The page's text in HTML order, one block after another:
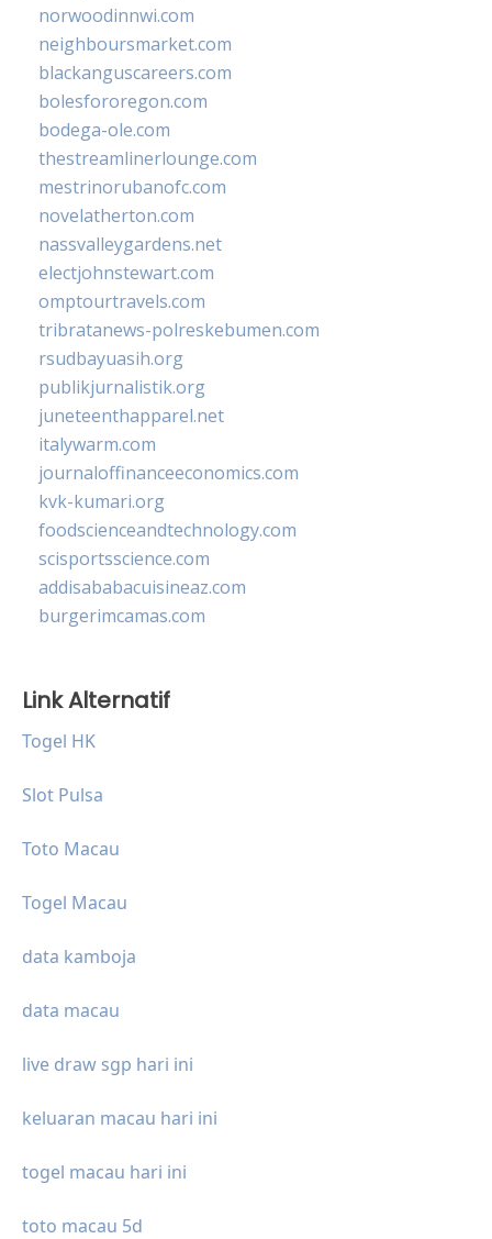
norwoodinnwi.com
neighboursmarket.com
blackanguscareers.com
bolesfororegon.com
bodega-ole.com
thestreamlinerlounge.com
mestrinorubanofc.com
novelatherton.com
nassvalleygardens.net
electjohnstewart.com
omptourtravels.com
tribratanews-polreskebumen.com
rsudbayuasih.org
publikjurnalistik.org
juneteenthapparel.net
italywarm.com
journaloffinanceeconomics.com
kvk-kumari.org
foodscienceandtechnology.com
scisportsscience.com
addisababacuisineaz.com
burgerimcamas.com
Link Alternatif
Togel HK
Slot Pulsa
Toto Macau
Togel Macau
data kamboja
data macau
live draw sgp hari ini
keluaran macau hari ini
togel macau hari ini
toto macau 5d